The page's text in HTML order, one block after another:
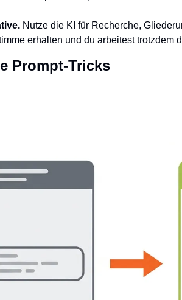
Nutze die KI für Recherche,
erhalten und du arbeitest trotzdem
Prompt-Tricks